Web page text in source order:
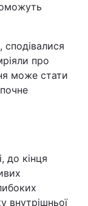
про
може стати
до кінця
внутрішньої